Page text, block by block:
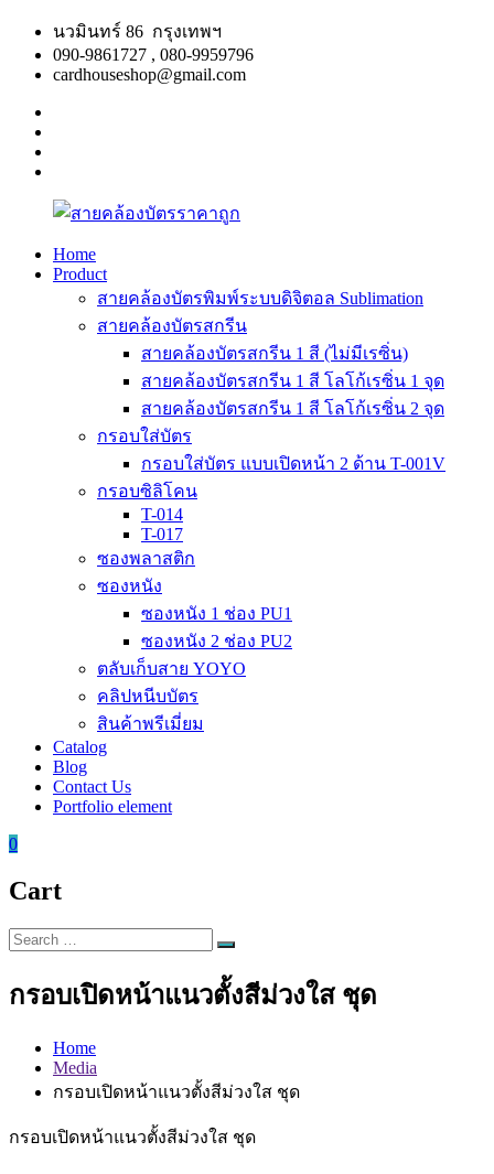
Skip
content
นวมินทร์ 86 กรุงเทพฯ
090-9861727 , 080-9959796
cardhouseshop@gmail.com
สาย
สินค้า
Home
Product
สายคล้องบัตรพิมพ์ระบบดิจิตอล Sublimation
สายคล้องบัตรสกรีน
สายคล้องบัตรสกรีน 1 สี (ไม่มีเรซิ่น)
สายคล้องบัตรสกรีน 1 สี โลโก้เรซิ่น 1 จุด
สายคล้องบัตรสกรีน 1 สี โลโก้เรซิ่น 2 จุด
กรอบใส่บัตร
กรอบใส่บัตร แบบเปิดหน้า 2 ด้าน T-001V
กรอบซิลิโคน
T-014
T-017
ซองพลาสติก
ซองหนัง
ซองหนัง 1 ช่อง PU1
ซองหนัง 2 ช่อง PU2
ตลับเก็บสาย YOYO
คลิปหนีบบัตร
สินค้าพรีเมี่ยม
Catalog
Blog
Contact Us
Portfolio element
0
Cart
Search
for:
Search
กรอบเปิดหน้าแนวตั้งสีม่วงใส ชุด
Home
Media
กรอบเปิดหน้าแนวตั้งสีม่วงใส ชุด
กรอบเปิดหน้าแนวตั้งสีม่วงใส ชุด